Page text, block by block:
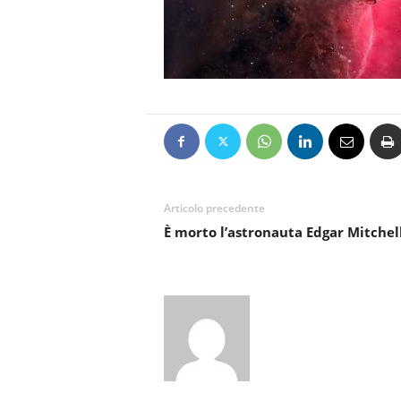
Articolo precedente
È morto l’astronauta Edgar